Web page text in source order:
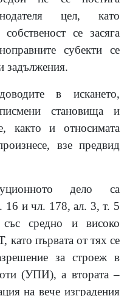
цел, като
се засяга
субекти се
задължения.
в искането,
становища и
както и относимата
взе предвид
дело са
16 и чл. 178, ал. 3, т. 5
със средно и високо
като първата от тях се
за строеж в
(УПИ), а втората –
на вече изградения